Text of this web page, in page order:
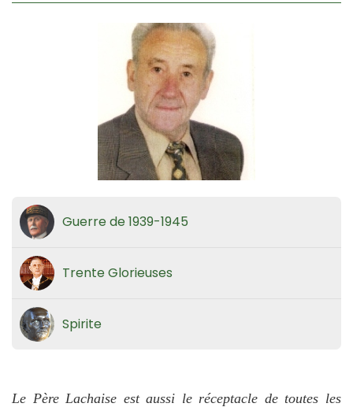
Guerre de 1939-1945
Trente Glorieuses
Spirite
Le Père Lachaise est aussi le réceptacle de toutes les